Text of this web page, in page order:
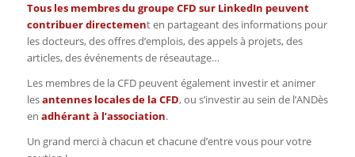
Tous les membres du groupe CFD sur LinkedIn peuvent
contribuer directement en partageant des informations pour
les docteurs, des offres d’emplois, des appels à projets, des
articles, des événements de réseautage…
Les membres de la CFD peuvent également investir et animer
lesantennes locales de la CFD, ou s’investir au sein de l’ANDès
en adhérant à l’association.
Un grand merci à chacun et chacune d’entre vous pour votre